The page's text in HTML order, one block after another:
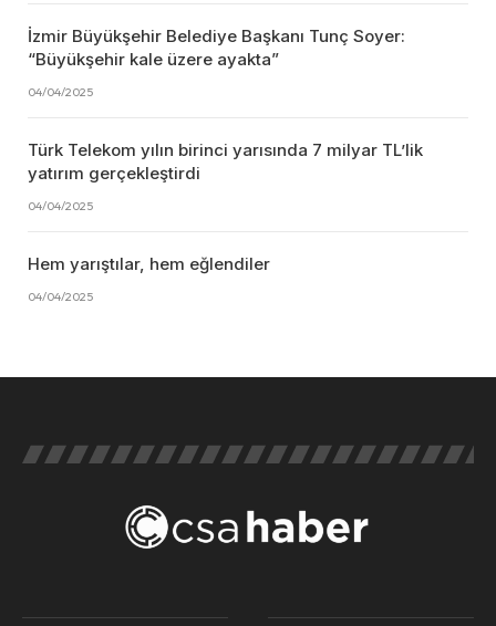
İzmir Büyükşehir Belediye Başkanı Tunç Soyer:
“Büyükşehir kale üzere ayakta”
04/04/2025
Türk Telekom yılın birinci yarısında 7 milyar TL’lik
yatırım gerçekleştirdi
04/04/2025
Hem yarıştılar, hem eğlendiler
04/04/2025